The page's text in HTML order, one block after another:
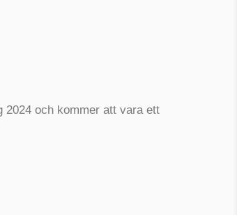
2024 och kommer att vara ett